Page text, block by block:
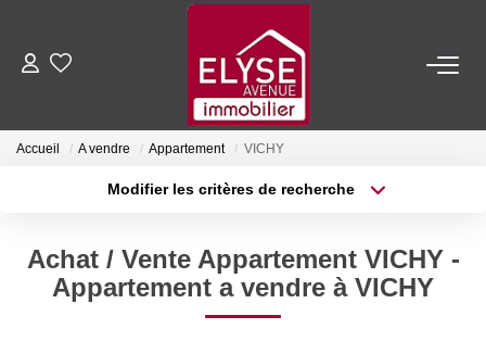
ACHETER
Accueil A vendre Appartement VICHY
Modifier les critères de recherche
Sélectionnez...
Type de bien
Surface min
Achat / Vente Appartement VICHY -
Appartement a vendre à VICHY